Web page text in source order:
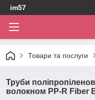
im57
Товари та послуги
Труби
волокном PP-R Fiber